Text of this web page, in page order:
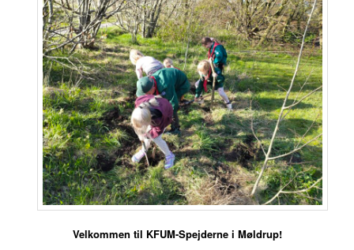
Velkommen til KFUM-Spejderne i Møldrup!